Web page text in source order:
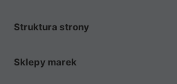
Struktura strony
Sklepy marek